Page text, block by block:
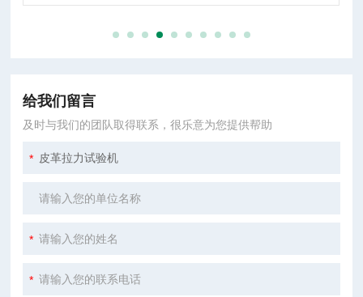
给我们留言
及时与我们的团队取得联系，很乐意为您提供帮助